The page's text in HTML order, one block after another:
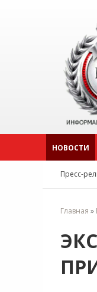
НОВОСТИ
Пресс-
Главная »